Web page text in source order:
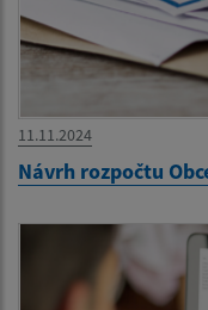
11.11.2024
Návrh rozpočtu